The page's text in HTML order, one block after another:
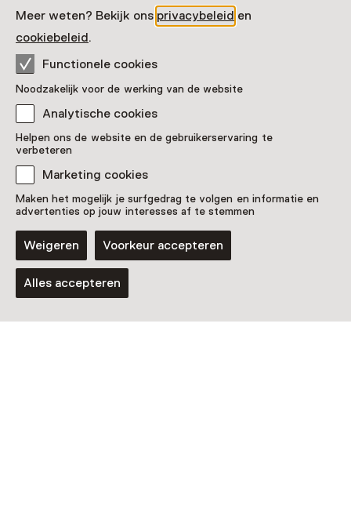
Meer weten? Bekijk ons privacybeleid en
cookiebeleid.
Functionele cookies
Noodzakelijk voor de werking van de website
Analytische cookies
Helpen ons de website en de gebruikerservaring te
verbeteren
Marketing cookies
Maken het mogelijk je surfgedrag te volgen en informatie en
advertenties op jouw interesses af te stemmen
Weigeren Voorkeur accepteren
Alles accepteren
Faciliteiten
Rolstoeltoegankelijk
Parkeergelegenheid voor auto's
Meer informatie op de museumsite
Nog meer ontdekken